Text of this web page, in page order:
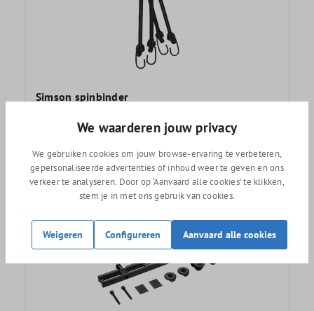
Simson spinbinder
7,95
We waarderen jouw privacy
We gebruiken cookies om jouw browse-ervaring te verbeteren,
gepersonaliseerde advertenties of inhoud weer te geven en ons
verkeer te analyseren. Door op ‘Aanvaard alle cookies’ te klikken,
stem je in met ons gebruik van cookies.
Weigeren Configureren Aanvaard alle cookies